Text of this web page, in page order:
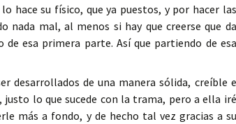
hace su físico, que ya puestos, y por hacer las
nada mal, al menos si hay que creerse que da
esa primera parte. Así que partiendo de esa
desarrollados de una manera sólida, creíble e
justo lo que sucede con la trama, pero a ella iré
más a fondo, y de hecho tal vez gracias a su